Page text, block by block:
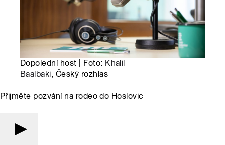
Dopolední host | Foto: Khalil
Baalbaki, Český rozhlas
Přijměte pozvání na rodeo do Hoslovic